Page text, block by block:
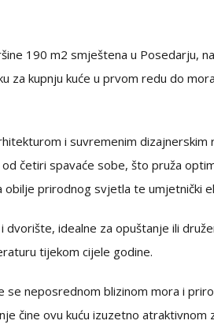
190 m2 smještena u Posedarju,
za kupnju kuće u prvom redu do
i suvremenim
četiri spavaće sobe, što pruža
obilje prirodnog svjetla te umjetnički
dvorište, idealne za opuštanje ili
tijekom cijele godine.
se neposrednom blizinom mora i
čine ovu kuću izuzetno